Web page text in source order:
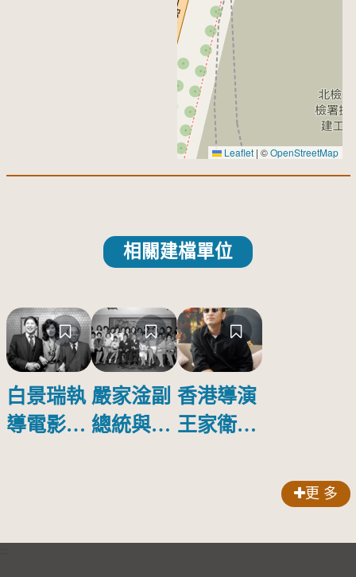
Leaflet | ©OpenStreetMap
相關建檔單位
白景瑞執
導電影
嚴家淦副
總統與第
香港導演
王家衛暢
更 多